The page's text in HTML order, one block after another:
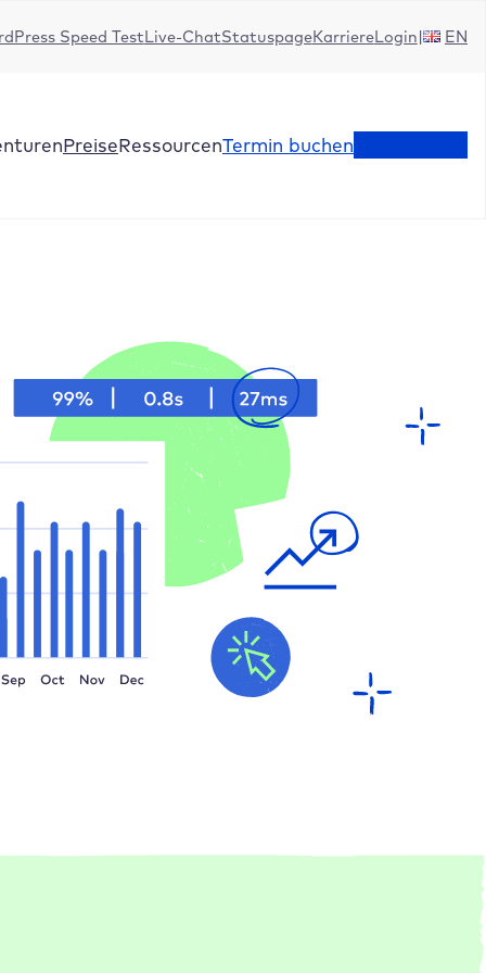
Speed TestLive-ChatStatuspageKarriereLogin EN
PreiseRessourcenTermin buchen